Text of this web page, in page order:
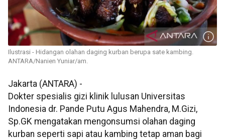
Ilustrasi - Hidangan olahan daging kurban berupa sate kambing.
ANTARA/Nanien Yuniar/am.
Jakarta (ANTARA) -
Dokter spesialis gizi klinik lulusan Universitas
Indonesia dr. Pande Putu Agus Mahendra, M.Gizi,
Sp.GK mengatakan mengonsumsi olahan daging
kurban seperti sapi atau kambing tetap aman bagi